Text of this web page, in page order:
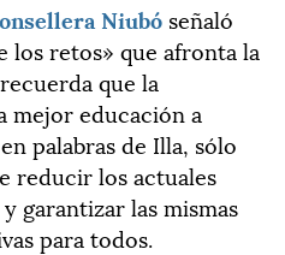
Niubó señaló
los retos» que afronta la
que la
mejor educación a
palabras de Illa, sólo
reducir los actuales
garantizar las mismas
para todos.